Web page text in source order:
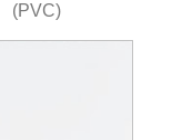
(PVC)